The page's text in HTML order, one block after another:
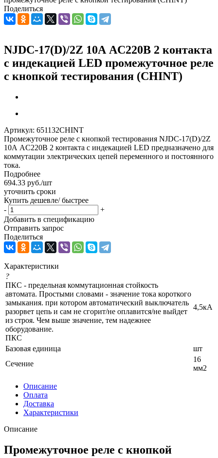
Поделиться
NJDC-17(D)/2Z 10А AC220В 2 контакта
с индекацией LED промежуточное реле
с кнопкой тестирования (CHINT)
Артикул: 651132CHINT
Промежуточное реле с кнопкой тестирования NJDC-17(D)/2Z
10А AC220В 2 контакта с индекацией LED предназначено для
коммутации электрических цепей переменного и постоянного
тока.
Подробнее
694.33 руб./шт
уточнить сроки
Купить дешевле/ быстрее
-
+
Добавить в спецификацию
Отправить запрос
Поделиться
Характеристики
?
ПКС - предельная коммутационная стойкость
автомата. Простыми словами - значение тока короткого
замыкания. при котором автоматический выключатель
разорвет цепь и сам не сгорит/не оплавится/не выйдет
из строя. Чем выше значение, тем надежнее
оборудование.
ПКС
4,5кА
Базовая единица
шт
Сечение
16
мм2
Описание
Оплата
Доставка
Характеристики
Описание
Промежуточное реле с кнопкой